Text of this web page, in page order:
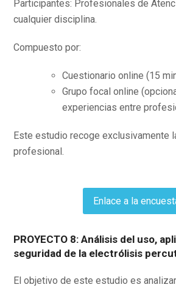
Participantes: Profesionales de
cualquier disciplina.
Compuesto por:
Cuestionario online (15
Grupo focal online
experiencias entre
Este estudio recoge exclusivamente
profesional.
Enlace a la
PROYECTO 8: Análisis del uso,
seguridad de la electrólisis
El objetivo de este estudio es